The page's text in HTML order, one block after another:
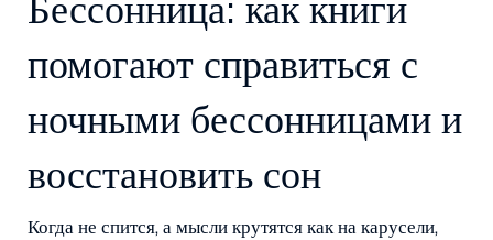
Бессонница: как книги
помогают справиться с
ночными бессонницами и
восстановить сон
Когда не спится, а мысли крутятся как на карусели,